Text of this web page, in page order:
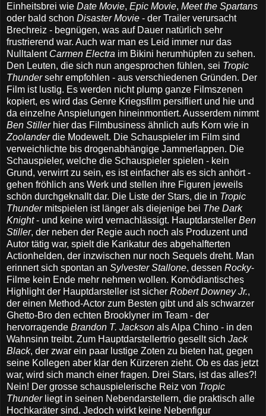
Einheitsbrei wie Date Movie, Epic Movie, Meet the Spartans
oder bald schon Disaster Movie - der Trailer verursacht
Brechreiz - begnügen, was auf Dauer natürlich sehr
frustrierend war. Auch war man es Leid immer nur das
Nulltalent Carmen Electra im Bikini herumhüpfen zu sehen.
Den Leuten, die sich nun angesprochen fühlen, sei Tropic
Thundersehr empfohlen - aus verschiedenen Gründen. Der
Film ist lustig. Es werden nicht plump ganze Filmszenen
kopiert, es wird das Genre Kriegsfilm persifliert und hie und
da einzelne Anspielungen hineinmontiert. Ausserdem nimmt
Ben Stillerhier das Filmbusiness ähnlich aufs Korn wie in
Zoolanderdie Modewelt. Die Schauspieler im Film sind
verweichlichte bis drogenabhängige Jammerlappen. Die
Schauspieler, welche die Schauspieler spielen - kein
Grund, verwirrt zu sein, es ist einfacher als es sich anhört -
gehen fröhlich ans Werk und stellen ihre Figuren jeweils
schön durchgeknallt dar. Die Liste der Stars, die in Tropic
Thunder mitspielen ist länger als diejenige bei The Dark
Knight- und keine wird vernachlässigt. Hauptdarsteller Ben
Stiller, der neben der Regie auch noch als Produzent und
Autor tätig war, spielt die Karikatur des abgehalfterten
Actionhelden, der inzwischen nur noch Sequels dreht. Man
erinnert sich spontan an Sylvester Stallone, dessen Rocky-
Filme kein Ende mehr nehmen wollen. Komödiantisches
Highlight der Hauptdarsteller ist sicher Robert Downey Jr.,
der einen Method-Actor zum Besten gibt und als schwarzer
Ghetto-Bro den echten Brooklyner im Team - der
hervorragende Brandon T. Jackson als Alpa Chino - in den
Wahnsinn treibt. Zum Hauptdarstellertrio gesellt sich Jack
Black, der zwar ein paar lustige Zoten zu bieten hat, gegen
seine Kollegen aber klar den Kürzeren zieht. Ob es das jetzt
war, wird sich manch einer fragen. Drei Stars, ist das alles?!
Nein! Der grosse schauspielerische Reiz von Tropic
Thunderliegt in seinen Nebendarstellern, die praktisch alle
Hochkaräter sind. Jedoch wirkt keine Nebenfigur